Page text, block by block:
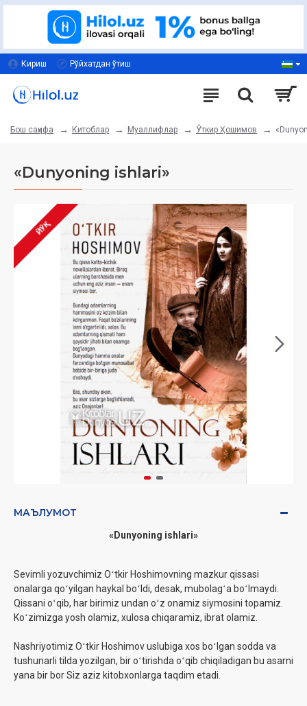
Кириш Рўйхатдан ўтиш
Бош саҳифа Китоблар Муаллифлар Ўткир Ҳошимов
«Dunyoning ishlari»
ЙЎҚ
МАЪЛУМОТ
«Dunyoning ishlari»
Sevimli yozuvchimiz Oʻtkir Hoshimovning mazkur qissasi
onalarga qoʻyilgan haykal boʻldi, desak, mubolagʻa boʻlmaydi.
Qissani oʻqib, har birimiz undan oʻz onamiz siymosini topamiz.
Koʻzimizga yosh olamiz, xulosa chiqaramiz, ibrat olamiz.
Nashriyotimiz Oʻtkir Hoshimov uslubiga xos boʻlgan sodda va
tushunarli tilda yozilgan, bir oʻtirishda oʻqib chiqiladigan bu asarni
yana bir bor Siz aziz kitobxonlarga taqdim etadi.